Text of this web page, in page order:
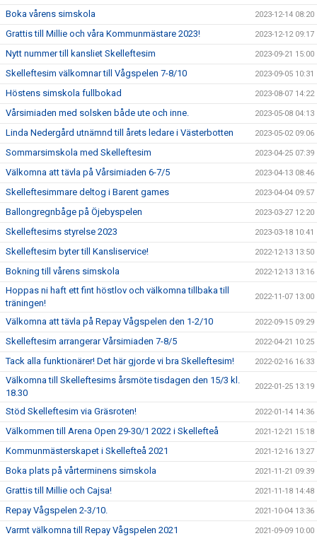
Boka vårens simskola 2023-12-14 08:20
Grattis till Millie och våra Kommunmästare 2023! 2023-12-12 09:17
Nytt nummer till kansliet Skelleftesim 2023-09-21 15:00
Skelleftesim välkomnar till Vågspelen 7-8/10 2023-09-05 10:31
Höstens simskola fullbokad 2023-08-07 14:22
Vårsimiaden med solsken både ute och inne. 2023-05-08 04:13
Linda Nedergård utnämnd till årets ledare i Västerbotten 2023-05-02 09:06
Sommarsimskola med Skelleftesim 2023-04-25 07:39
Välkomna att tävla på Vårsimiaden 6-7/5 2023-04-13 08:46
Skelleftesimmare deltog i Barent games 2023-04-04 09:57
Ballongregnbåge på Öjebyspelen 2023-03-27 12:20
Skelleftesims styrelse 2023 2023-03-18 10:41
Skelleftesim byter till Kansliservice! 2022-12-13 13:50
Bokning till vårens simskola 2022-12-13 13:16
Hoppas ni haft ett fint höstlov och välkomna tillbaka till
träningen!
2022-11-07 13:00
Välkomna att tävla på Repay Vågspelen den 1-2/10 2022-09-15 09:29
Skelleftesim arrangerar Vårsimiaden 7-8/5 2022-04-21 10:25
Tack alla funktionärer! Det här gjorde vi bra Skelleftesim! 2022-02-16 16:33
Välkomna till Skelleftesims årsmöte tisdagen den 15/3 kl.
18.30
2022-01-25 13:19
Stöd Skelleftesim via Gräsroten! 2022-01-14 14:36
Välkommen till Arena Open 29-30/1 2022 i Skellefteå 2021-12-21 15:18
Kommunmästerskapet i Skellefteå 2021 2021-12-16 13:27
Boka plats på vårterminens simskola 2021-11-21 09:39
Grattis till Millie och Cajsa! 2021-11-18 14:48
Repay Vågspelen 2-3/10. 2021-10-04 13:36
Varmt välkomna till Repay Vågspelen 2021 2021-09-09 10:00